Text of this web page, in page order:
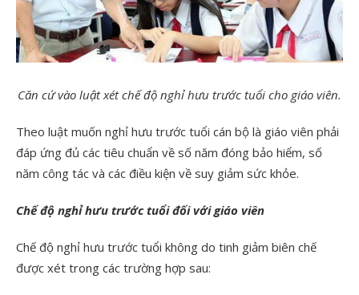
Căn cứ vào luật xét chế độ nghỉ hưu trước tuổi cho giáo viên.
Theo luật muốn nghỉ hưu trước tuổi cán bộ là giáo viên phải
đáp ứng đủ các tiêu chuẩn về số năm đóng bảo hiểm, số
năm công tác và các điều kiện về suy giảm sức khỏe.
Chế độ nghỉ hưu trước tuổi đối với giáo viên
Chế độ nghỉ hưu trước tuổi không do tinh giảm biên chế
được xét trong các trường hợp sau: